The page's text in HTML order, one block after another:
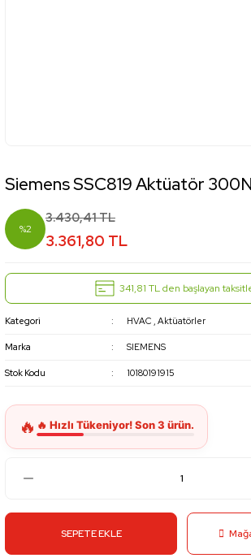
Siemens SSC819 Aktüatör 300N
%2
3.430,41 TL
3.361,80 TL
341,81 TL den başlayan
Kategori HVAC , Aktüatörler
Marka SIEMENS
Stok Kodu 10180191915
SEPETE EKLE